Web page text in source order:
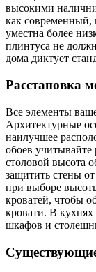
высокими
как современный,
уместна более
плинтуса не
дома диктует
Расстановка
Все элементы
Архитектурные
наилучшее
обоев
столовой высота
защитить стены
при выборе
кроватей, чтобы
кровати. В
шкафов и